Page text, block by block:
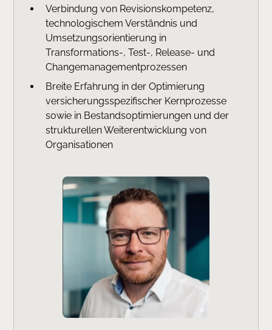
Verbindung von Revisionskompetenz,
technologischem Verständnis und
Umsetzungsorientierung in
Transformations-, Test-, Release- und
Changemanagementprozessen
Breite Erfahrung in der Optimierung
versicherungsspezifischer Kernprozesse
sowie in Bestandsoptimierungen und der
strukturellen Weiterentwicklung von
Organisationen